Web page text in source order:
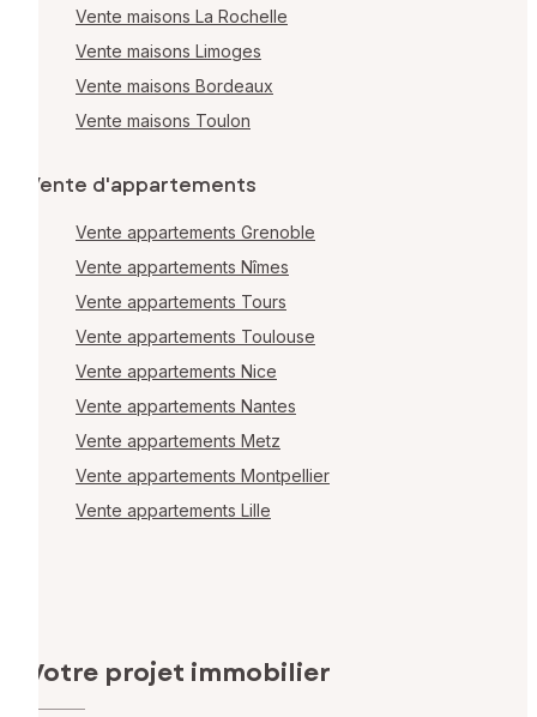
Vente maisons La Rochelle
Vente maisons Limoges
Vente maisons Bordeaux
Vente maisons Toulon
Vente d'appartements
Vente appartements Grenoble
Vente appartements Nîmes
Vente appartements Tours
Vente appartements Toulouse
Vente appartements Nice
Vente appartements Nantes
Vente appartements Metz
Vente appartements Montpellier
Vente appartements Lille
Votre projet immobilier